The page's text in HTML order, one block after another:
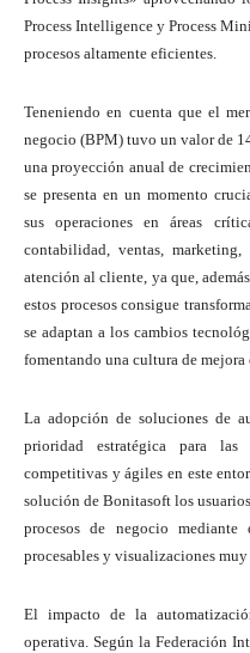
Process Intelligence y Process
procesos altamente eficientes.
Teneniendo en cuenta que el
negocio (BPM) tuvo un valor de
una proyección anual de
se presenta en un momento
sus operaciones en áreas
contabilidad, ventas,
atención al cliente, ya que,
estos procesos consigue
se adaptan a los cambios
fomentando una cultura de
La adopción de soluciones de
prioridad estratégica para las
competitivas y ágiles en este
solución de Bonitasoft los
procesos de negocio
procesables y visualizaciones
El impacto de la
operativa. Según la Federación